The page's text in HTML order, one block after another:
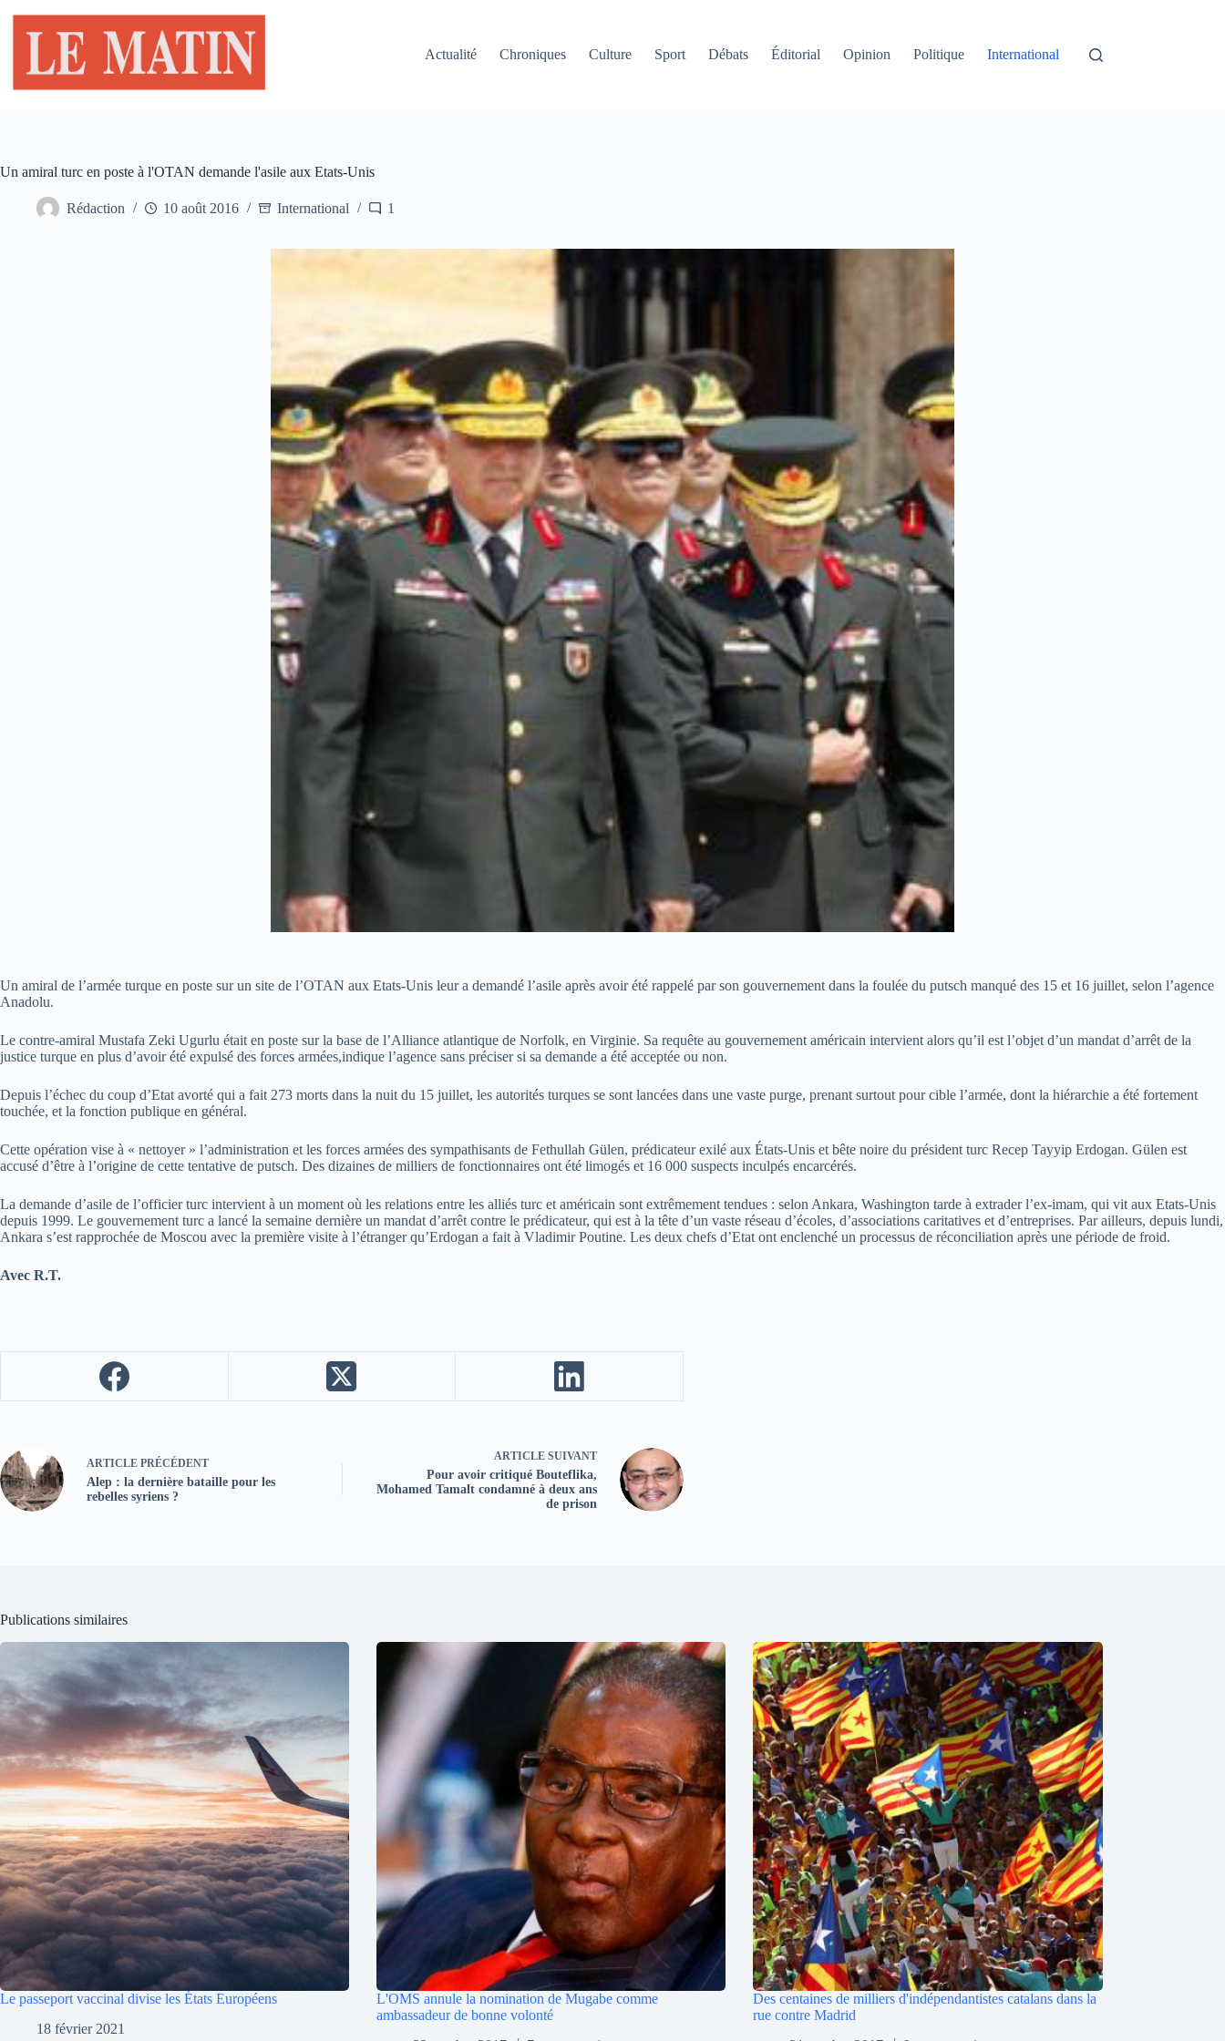
contenu
Actualité
Chroniques Culture Sport Débats Éditorial Opinion Politique International
Un amiral turc en poste à l'OTAN demande l'asile aux Etats-Unis
Rédaction 10 août 2016 International 1
Un amiral de l’armée turque en poste sur un site de l’OTAN aux Etats-Unis leur a demandé l’asile après avoir été rappelé par son gouvernement dans la foulée du putsch manqué des 15 et 16 juillet, selon l’agence
Anadolu.
Le contre-amiral Mustafa Zeki Ugurlu était en poste sur la base de l’Alliance atlantique de Norfolk, en Virginie. Sa requête au gouvernement américain intervient alors qu’il est l’objet d’un mandat d’arrêt de la
justice turque en plus d’avoir été expulsé des forces armées,indique l’agence sans préciser si sa demande a été acceptée ou non.
Depuis l’échec du coup d’Etat avorté qui a fait 273 morts dans la nuit du 15 juillet, les autorités turques se sont lancées dans une vaste purge, prenant surtout pour cible l’armée, dont la hiérarchie a été fortement
touchée, et la fonction publique en général.
Cette opération vise à « nettoyer » l’administration et les forces armées des sympathisants de Fethullah Gülen, prédicateur exilé aux États-Unis et bête noire du président turc Recep Tayyip Erdogan. Gülen est
accusé d’être à l’origine de cette tentative de putsch. Des dizaines de milliers de fonctionnaires ont été limogés et 16 000 suspects inculpés encarcérés.
La demande d’asile de l’officier turc intervient à un moment où les relations entre les alliés turc et américain sont extrêmement tendues : selon Ankara, Washington tarde à extrader l’ex-imam, qui vit aux Etats-Unis
depuis 1999. Le gouvernement turc a lancé la semaine dernière un mandat d’arrêt contre le prédicateur, qui est à la tête d’un vaste réseau d’écoles, d’associations caritatives et d’entreprises. Par ailleurs, depuis lundi,
Ankara s’est rapprochée de Moscou avec la première visite à l’étranger qu’Erdogan a fait à Vladimir Poutine. Les deux chefs d’Etat ont enclenché un processus de réconciliation après une période de froid.
Avec R.T.
ARTICLE PRÉCÉDENT
Alep : la dernière bataille pour les
rebelles syriens ?
ARTICLE SUIVANT
Pour avoir critiqué Bouteflika,
Mohamed Tamalt condamné à deux ans
de prison
Publications similaires
Le passeport vaccinal divise les États Européens
18 février 2021
L'OMS annule la nomination de Mugabe comme
ambassadeur de bonne volonté
Des centaines de milliers d'indépendantistes catalans dans la
rue contre Madrid